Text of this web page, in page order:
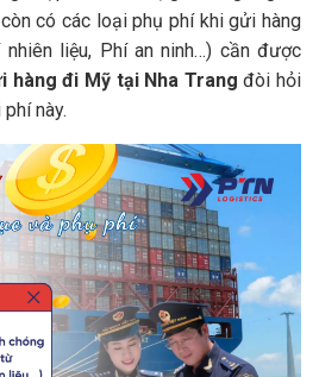
có các loại phụ phí khi gửi hàng
liệu, Phí an ninh…) cần được
hàng đi Mỹ tại Nha Trang đòi hỏi
này.